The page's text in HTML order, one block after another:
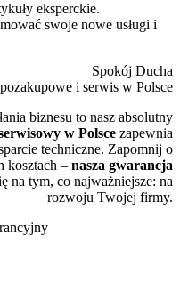
eksperckie.
swoje nowe usługi i
Spokój Ducha
i serwis w Polsce
biznesu to nasz absolutny
w Polsce zapewnia
techniczne. Zapomnij o
kosztach – nasza gwarancja
na tym, co najważniejsze: na
rozwoju Twojej firmy.